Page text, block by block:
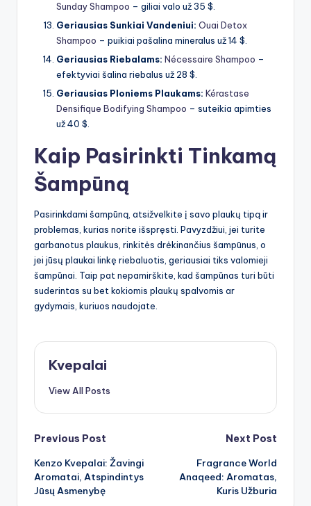
Sunday Shampoo – giliai valo už 35 $.
Geriausias Sunkiai Vandeniui: Ouai Detox
Shampoo – puikiai pašalina mineralus už 14 $.
Geriausias Riebalams: Nécessaire Shampoo –
efektyviai šalina riebalus už 28 $.
Geriausias Ploniems Plaukams: Kérastase
Densifique Bodifying Shampoo – suteikia apimties
už 40 $.
Kaip Pasirinkti Tinkamą
Šampūną
Pasirinkdami šampūną, atsižvelkite į savo plaukų tipą ir
problemas, kurias norite išspręsti. Pavyzdžiui, jei turite
garbanotus plaukus, rinkitės drėkinančius šampūnus, o
jei jūsų plaukai linkę riebaluotis, geriausiai tiks valomieji
šampūnai. Taip pat nepamirškite, kad šampūnas turi būti
suderintas su bet kokiomis plaukų spalvomis ar
gydymais, kuriuos naudojate.
Kvepalai
View All Posts
Post
navigation
Previous Post
Kenzo Kvepalai: Žavingi
Aromatai, Atspindintys
Jūsų Asmenybę
Next Post
Fragrance World
Anaqeed: Aromatas,
Kuris Užburia